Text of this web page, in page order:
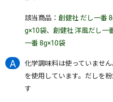
該当商品：創健社 だし一番
g×10袋、創健社 洋風だし一
一番 8g×10袋
化学調味料は使っていませ
を使用しています。だしを
す